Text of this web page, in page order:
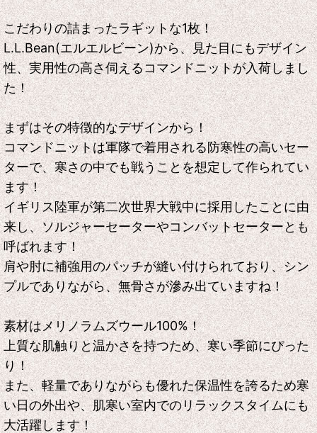
こだわりの詰まったラギットな1枚！
L.L.Bean(エルエルビーン)から、見た目にもデザイン
性、実用性の高さ伺えるコマンドニットが入荷しまし
た！
まずはその特徴的なデザインから！
コマンドニットは軍隊で着用される防寒性の高いセー
ターで、寒さの中でも戦うことを想定して作られてい
ます！
イギリス陸軍が第二次世界大戦中に採用したことに由
来し、ソルジャーセーターやコンバットセーターとも
呼ばれます！
肩や肘に補強用のパッチが縫い付けられており、シン
プルでありながら、無骨さが滲み出ていますね！
素材はメリノラムズウール100%！
上質な肌触りと温かさを持つため、寒い季節にぴった
り！
また、軽量でありながらも優れた保温性を誇るため寒
い日の外出や、肌寒い室内でのリラックスタイムにも
大活躍します！